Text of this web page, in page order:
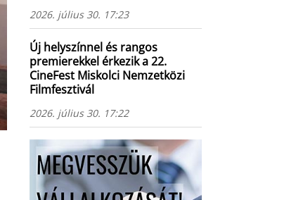
2026. július 30. 17:23
Új helyszínnel és rangos
premierekkel érkezik a 22.
CineFest Miskolci Nemzetközi
Filmfesztivál
2026. július 30. 17:22